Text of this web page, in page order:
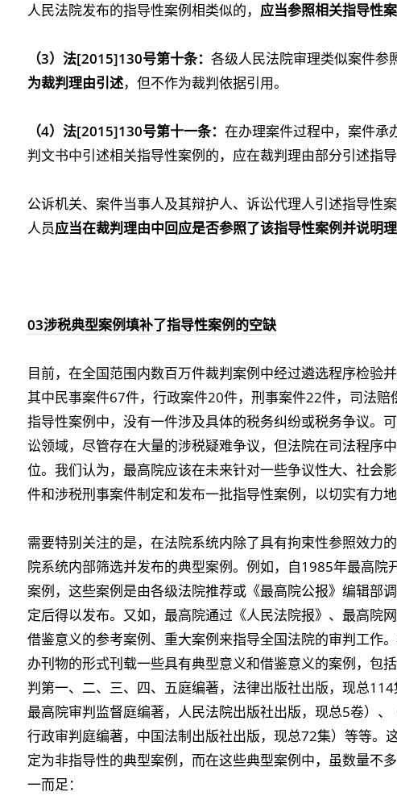
人民法院发布的指导性案例相类似的， 应当参照相关指导性
（3）法[2015]130号第十条： 各级人民法院审理类似案件参
为裁判理由引述，但不作为裁判依据引用。
（4）法[2015]130号第十一条： 在办理案件过程中，案件承
判文书中引述相关指导性案例的，应在裁判理由部分引述指
公诉机关、案件当事人及其辩护人、诉讼代理人引述指导性
人员应当在裁判理由中回应是否参照了该指导性案例并说明
03涉税典型案例填补了指导性案例的空缺
目前，在全国范围内数百万件裁判案例中经过遴选程序检验
其中民事案件67件，行政案件20件，刑事案件22件，司法
指导性案例中，没有一件涉及具体的税务纠纷或税务争议。
讼领域，尽管存在大量的涉税疑难争议，但法院在司法程序
位。我们认为， 最高院应该在未来针对一些争议性大、社会
件和涉税刑事案件制定和发布一批指导性案例，以切实有力
需要特别关注的是，在法院系统内除了具有拘束性参照效力
院系统内部筛选并发布的典型案例。例如，自1985年最高院
案例，这些案例是由各级法院推荐或《最高院公报》编辑部
定后得以发布。又如，最高院通过《人民法院报》、最高院
借鉴意义的参考案例、重大案例来指导全国法院的审判工作
办刊物的形式刊载一些具有典型意义和借鉴意义的案例，包
判第一、二、三、四、五庭编著，法律出版社出版，现总
最高院审判监督庭编著，人民法院出版社出版，现总5卷）
行政审判庭编著，中国法制出版社出版，现总72集）等等。
定为非指导性的典型案例，而在这些典型案例中，虽数量不
一而足：